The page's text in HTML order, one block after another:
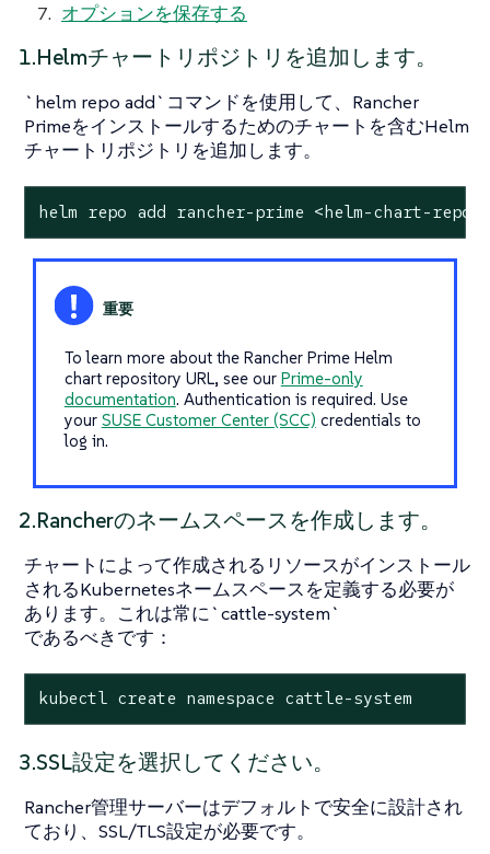
オプションを保存する
1.Helmチャートリポジトリを追加します。
`helm repo add`コマンドを使用して、Rancher
Primeをインストールするためのチャートを含むHelm
チャートリポジトリを追加します。
helm repo add rancher-prime <helm-chart-repo-
To learn more about the Rancher Prime Helm
chart repository URL, see our Prime-only
documentation. Authentication is required. Use
your SUSE Customer Center (SCC) credentials to
log in.
2.Rancherのネームスペースを作成します。
チャートによって作成されるリソースがインストール
されるKubernetesネームスペースを定義する必要が
あります。これは常に`cattle-system`
であるべきです：
kubectl create namespace cattle-system
3.SSL設定を選択してください。
Rancher管理サーバーはデフォルトで安全に設計され
ており、SSL/TLS設定が必要です。